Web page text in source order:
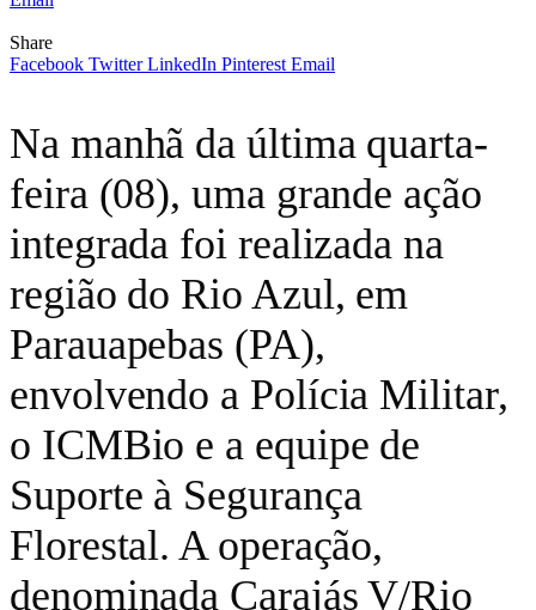
Share
Facebook Twitter LinkedIn Pinterest Email
Na manhã da última quarta-
feira (08), uma grande ação
integrada foi realizada na
região do Rio Azul, em
Parauapebas (PA),
envolvendo a Polícia Militar,
o ICMBio e a equipe de
Suporte à Segurança
Florestal. A operação,
denominada Carajás V/Rio